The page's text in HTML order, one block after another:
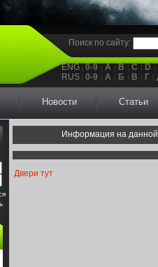
Поиск по сайту:
ENG 0-9 A B C
D
RUS 0-9 А Б В Г
Новости Статьи
Информация на
Двери тут